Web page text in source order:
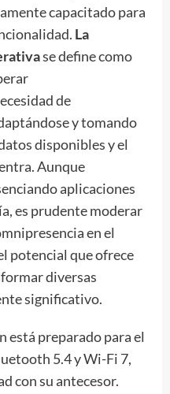
capacitado para
La
se define como
de
y tomando
disponibles y el
Aunque
aplicaciones
es prudente moderar
en el
potencial que ofrece
diversas
significativo.
está preparado para el
5.4 y Wi-Fi 7,
con su antecesor.